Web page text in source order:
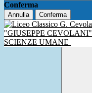
Conferma
Annulla Conferma
"GIUSEPPE CEVOLANI"
SCIENZE UMANE